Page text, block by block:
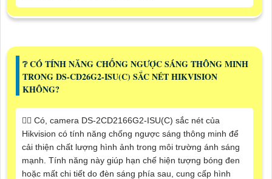
❔ CÓ TÍNH NĂNG CHỐNG NGƯỢC SÁNG THÔNG MINH
TRONG DS-CD26G2-ISU(C) SẮC NÉT HIKVISION
KHÔNG?
🙆‍♀️ Có, camera DS-2CD2166G2-ISU(C) sắc nét của
Hikvision có tính năng chống ngược sáng thông minh để
cải thiện chất lượng hình ảnh trong môi trường ánh sáng
mạnh. Tính năng này giúp hạn chế hiện tượng bóng đen
hoặc mất chi tiết do đèn sáng phía sau, cung cấp hình